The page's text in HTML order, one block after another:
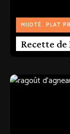
MIJOTÉ PLAT
Recette